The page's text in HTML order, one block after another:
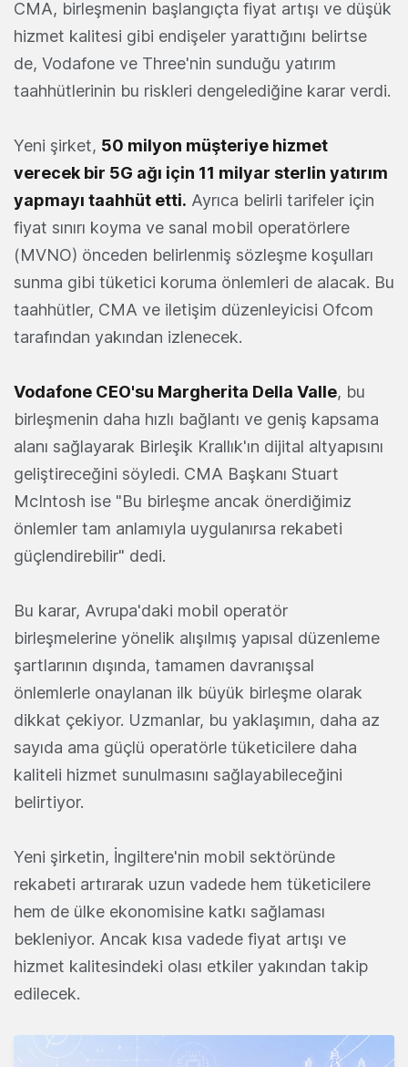
CMA, birleşmenin başlangıçta fiyat artışı ve düşük
hizmet kalitesi gibi endişeler yarattığını belirtse
de, Vodafone ve Three'nin sunduğu yatırım
taahhütlerinin bu riskleri dengelediğine karar verdi.
Yeni şirket, 50 milyon müşteriye hizmet
verecek bir 5G ağı için 11 milyar sterlin yatırım
yapmayı taahhüt etti. Ayrıca belirli tarifeler için
fiyat sınırı koyma ve sanal mobil operatörlere
(MVNO) önceden belirlenmiş sözleşme koşulları
sunma gibi tüketici koruma önlemleri de alacak. Bu
taahhütler, CMA ve iletişim düzenleyicisi Ofcom
tarafından yakından izlenecek.
Vodafone CEO'su Margherita Della Valle, bu
birleşmenin daha hızlı bağlantı ve geniş kapsama
alanı sağlayarak Birleşik Krallık'ın dijital altyapısını
geliştireceğini söyledi. CMA Başkanı Stuart
McIntosh ise "Bu birleşme ancak önerdiğimiz
önlemler tam anlamıyla uygulanırsa rekabeti
güçlendirebilir" dedi.
Bu karar, Avrupa'daki mobil operatör
birleşmelerine yönelik alışılmış yapısal düzenleme
şartlarının dışında, tamamen davranışsal
önlemlerle onaylanan ilk büyük birleşme olarak
dikkat çekiyor. Uzmanlar, bu yaklaşımın, daha az
sayıda ama güçlü operatörle tüketicilere daha
kaliteli hizmet sunulmasını sağlayabileceğini
belirtiyor.
Yeni şirketin, İngiltere'nin mobil sektöründe
rekabeti artırarak uzun vadede hem tüketicilere
hem de ülke ekonomisine katkı sağlaması
bekleniyor. Ancak kısa vadede fiyat artışı ve
hizmet kalitesindeki olası etkiler yakından takip
edilecek.